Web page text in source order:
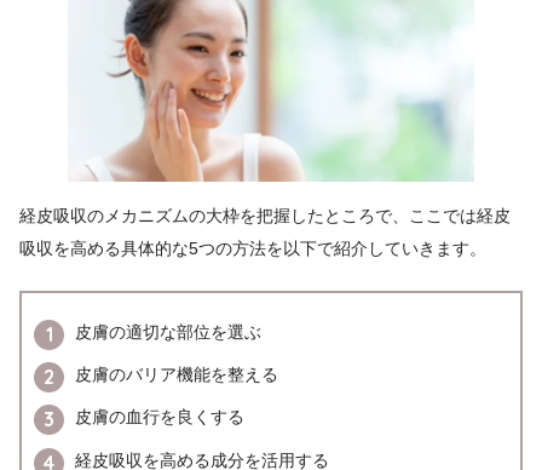
経皮吸収のメカニズムの大枠を把握したところで、ここでは経皮
吸収を高める具体的な5つの方法を以下で紹介していきます。
皮膚の適切な部位を選ぶ
皮膚のバリア機能を整える
皮膚の血行を良くする
経皮吸収を高める成分を活用する